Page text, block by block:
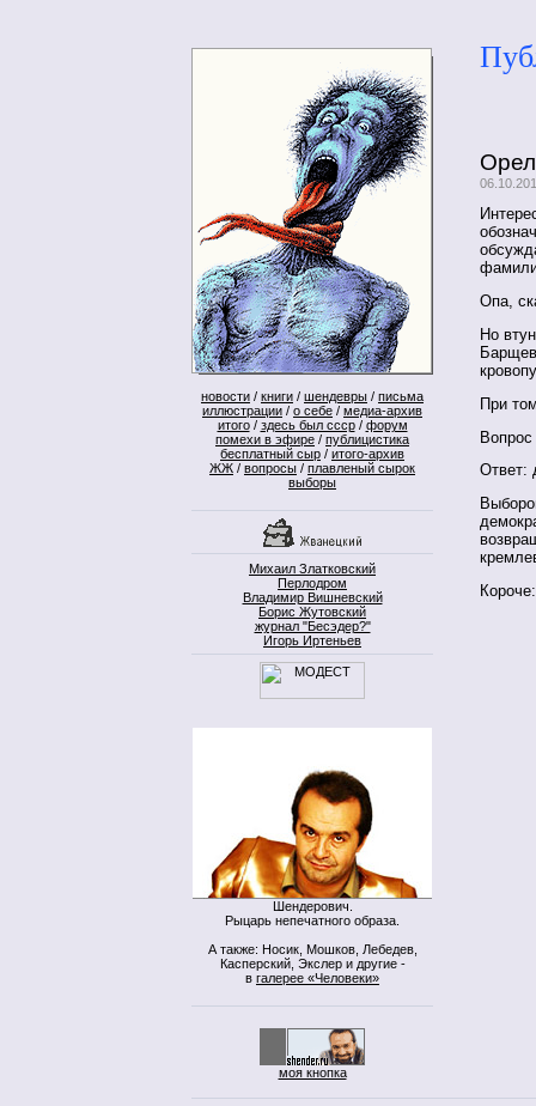
новости / книги / шендевры / письма
иллюстрации / о себе / медиа-архив
итого/ здесь был ссср/ форум
помехи в эфире / публицистика
бесплатный сыр / итого-архив
ЖЖ / вопросы / плавленый сырок
выборы
Михаил Златковский
Перлодром
Владимир Вишневский
Борис Жутовский
журнал "Бесэдер?"
Игорь Иртеньев
Шендерович.
Рыцарь непечатного образа.
А также: Носик, Мошков, Лебедев,
Касперский, Экслер и другие -
в галерее «Человеки»
моя кнопка
Опа,
Но
При
Вопрос
Ответ: